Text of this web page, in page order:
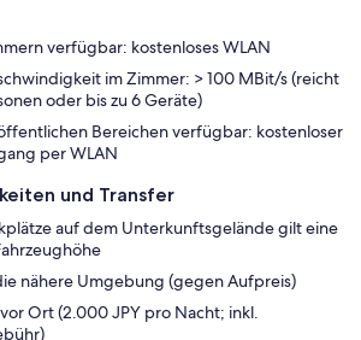
verfügbar: kostenloses WLAN
im Zimmer: > 100 MBit/s (reicht
oder bis zu 6 Geräte)
Bereichen verfügbar: kostenloser
per WLAN
und Transfer
auf dem Unterkunftsgelände gilt eine
nähere Umgebung (gegen Aufpreis)
Ort (2.000 JPY pro Nacht; inkl.